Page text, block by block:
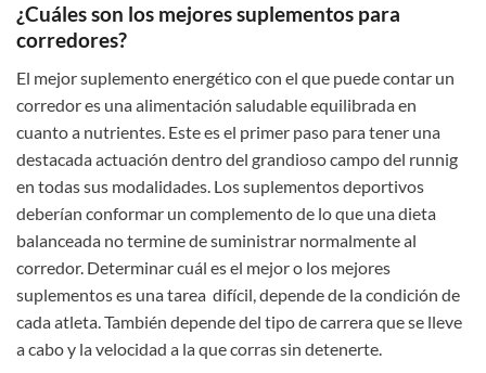
¿Cuáles son los mejores suplementos para
corredores?
El mejor suplemento energético con el que puede contar un
corredor es una alimentación saludable equilibrada en
cuanto a nutrientes. Este es el primer paso para tener una
destacada actuación dentro del grandioso campo del runnig
en todas sus modalidades. Los suplementos deportivos
deberían conformar un complemento de lo que una dieta
balanceada no termine de suministrar normalmente al
corredor. Determinar cuál es el mejor o los mejores
suplementos es una tarea difícil, depende de la condición de
cada atleta. También depende del tipo de carrera que se lleve
a cabo y la velocidad a la que corras sin detenerte.